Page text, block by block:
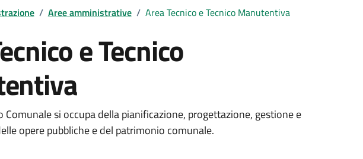
/ Aree amministrative / Area Tecnico e Tecnico Manutentiva
e Tecnico
Comunale si occupa della pianificazione, progettazione, gestione e
opere pubbliche e del patrimonio comunale.